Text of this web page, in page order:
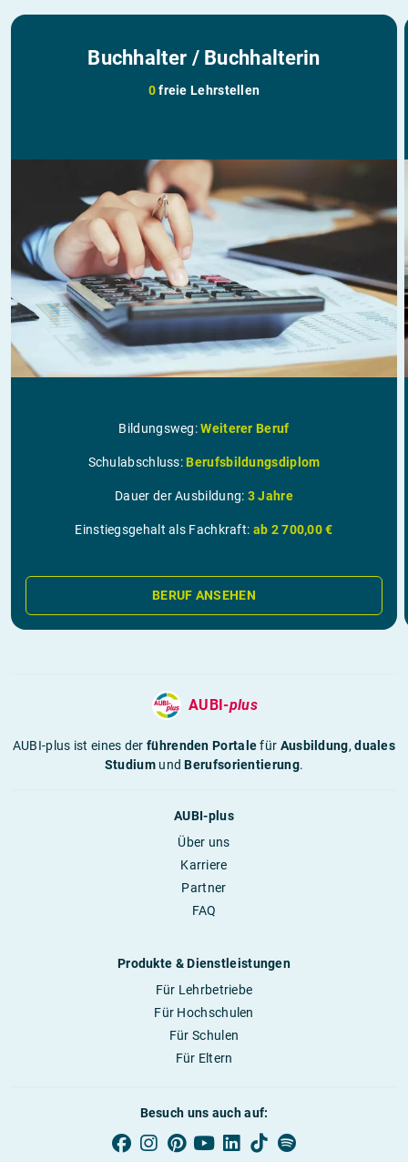
Buchhalter / Buchhalterin
0freie Lehrstellen
Bildungsweg:Weiterer Beruf
Schulabschluss: Berufsbildungsdiplom
Dauer der Ausbildung: 3 Jahre
Einstiegsgehalt als Fachkraft: ab 2 700,00 €
BERUF ANSEHEN
AUBI-plus
AUBI-plus ist eines derführenden Portalefür Ausbildung,duales
StudiumundBerufsorientierung.
AUBI-plus
Über uns
Karriere
Partner
FAQ
Produkte & Dienstleistungen
Für Lehrbetriebe
Für Hochschulen
Für Schulen
Für Eltern
Besuch uns auch auf: